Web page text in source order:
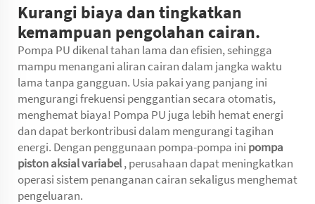
Kurangi biaya dan tingkatkan
kemampuan pengolahan cairan.
Pompa PU dikenal tahan lama dan efisien, sehingga
mampu menangani aliran cairan dalam jangka waktu
lama tanpa gangguan. Usia pakai yang panjang ini
mengurangi frekuensi penggantian secara otomatis,
menghemat biaya! Pompa PU juga lebih hemat energi
dan dapat berkontribusi dalam mengurangi tagihan
energi. Dengan penggunaan pompa-pompa ini pompa
piston aksial variabel, perusahaan dapat meningkatkan
operasi sistem penanganan cairan sekaligus menghemat
pengeluaran.